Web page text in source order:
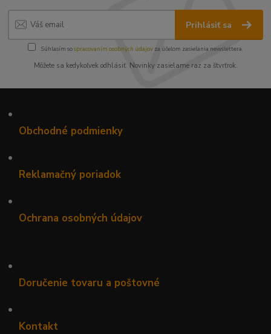
Prihlásiť sa
Súhlasím sospracovaním osobných údajov za účelom zasielania newslettera.
Môžete sa kedykoľvek odhlásiť. Novinky zasielame raz za štvrťrok.
•
Obchodné podmienky
•
Reklamačný poriadok
•
Ochrana osobných údajov
•
Doručenie tovaru a poštovné
•
Kontakt